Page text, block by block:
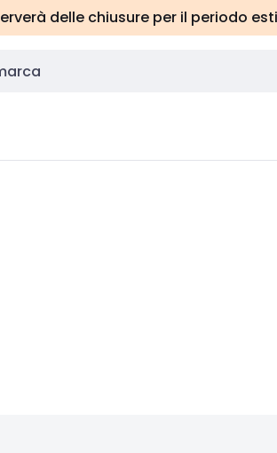
delle chiusure per il periodo